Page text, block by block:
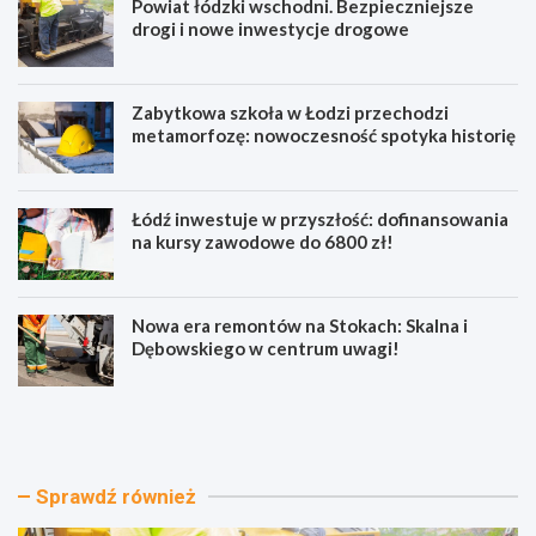
Powiat łódzki wschodni. Bezpieczniejsze
drogi i nowe inwestycje drogowe
Zabytkowa szkoła w Łodzi przechodzi
metamorfozę: nowoczesność spotyka historię
Łódź inwestuje w przyszłość: dofinansowania
na kursy zawodowe do 6800 zł!
Nowa era remontów na Stokach: Skalna i
Dębowskiego w centrum uwagi!
P
t
Z
k Sprawdź również